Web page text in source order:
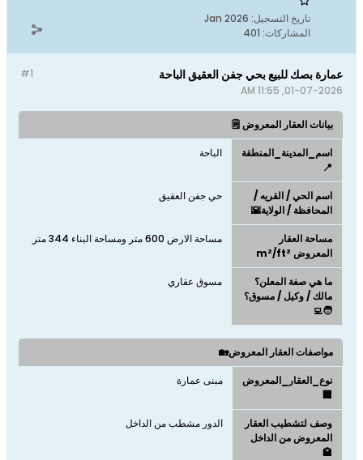
تاريخ التسجيل: Jan 2026
المشاركات: 401
#1 عمارة بصك للبيع بحي جفن العقيق الباحة
01-07-2026, 11:55 AM
بيانات العقار المعروض 🗒️
اسم_المدينة_المنطقة
📍
الباحة
اسم الحي / القريه /
المحافظة / الولاية🌇
حي جفن العقيق
مساحة العقار
المعروض m²/ft²
مساحة الارض 600 متر ومساحة البناء 344 متر
ما هي صفة المعلن؟
مالك / وكيل / مسوق؟
🧑‍💻
مسوق عقاري
مواصفات العقار المعروض🏡
نوع_العقار_المعروض
🏢
مبنى عمارة
وصف لتشطيب العقار
المعروض من الداخل
🏩
الدور مشطب من الداخل